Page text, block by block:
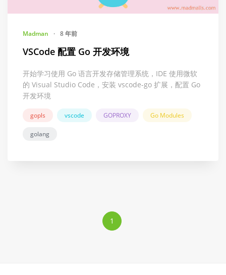
Madman · 8 年前
VSCode 配置 Go 开发环境
开始学习使用 Go 语言开发存储管理系统，IDE 使用微软
的 Visual Studio Code，安装 vscode-go 扩展，配置 Go
开发环境
gopls vscode GOPROXY Go Modules
golang
1